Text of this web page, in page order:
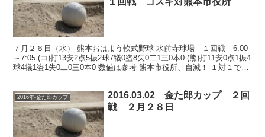
７月２６日（水） 熊本おはよう軟式野球 水前寺球場 １回戦 6:00
～7:05 (コ)打13安2点5振2球7犠0盗8失0二1三0本0 (熊)打11安0点1振4
球4犠1盗1失0二0三0本0 数値は参考 熊本市役所、自滅！ １対１で迎
2016年-金た郎カップ
2016.03.02 金た郎カップ ２回
戦 ２月２８日